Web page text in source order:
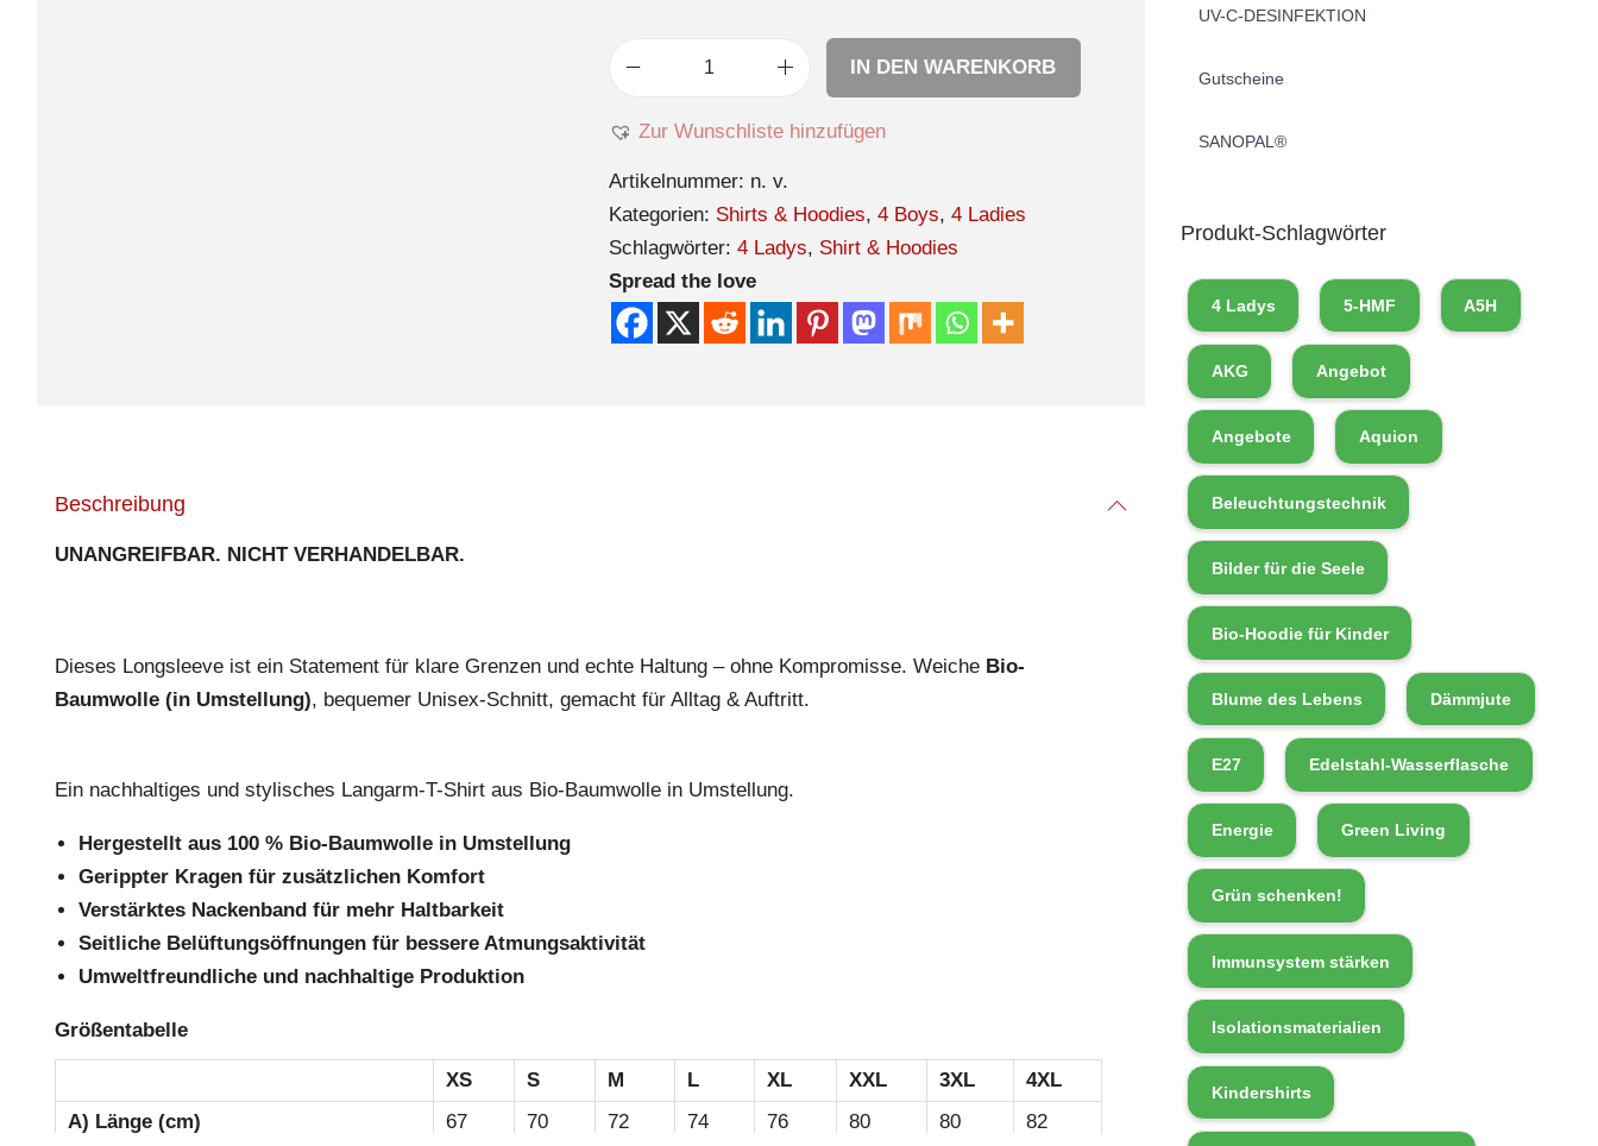
IN DEN WARENKORB
Zur Wunschliste hinzufügen
Artikelnummer: n. v.
Kategorien: Shirts & Hoodies, 4 Boys, 4 Ladies
Schlagwörter: 4 Ladys, Shirt & Hoodies
Spread the love
Beschreibung
UNANGREIFBAR. NICHT VERHANDELBAR.
Dieses Longsleeve ist ein Statement für klare Grenzen und echte Haltung – ohne Kompromisse. Weiche Bio-
Baumwolle (in Umstellung), bequemer Unisex-Schnitt, gemacht für Alltag & Auftritt.
Ein nachhaltiges und stylisches Langarm-T-Shirt aus Bio-Baumwolle in Umstellung.
Hergestellt aus 100 % Bio-Baumwolle in Umstellung
Gerippter Kragen für zusätzlichen Komfort
Verstärktes Nackenband für mehr Haltbarkeit
Seitliche Belüftungsöffnungen für bessere Atmungsaktivität
Umweltfreundliche und nachhaltige Produktion
Größentabelle
XS S M L XL XXL 3XL
4XL
A) Länge (cm)
67 70 72 74 76 80 80
82
UV-C-DESINFEKTION
Gutscheine
SANOPAL®
Produkt-Schlagwörter
4 Ladys 5-HMF A5H
AKG Angebot
Angebote Aquion
Beleuchtungstechnik
Bilder für die Seele
Bio-Hoodie für Kinder
Blume des Lebens Dämmjute
E27 Edelstahl-Wasserflasche
Energie Green Living
Grün schenken!
Immunsystem stärken
Isolationsmaterialien
Kindershirts